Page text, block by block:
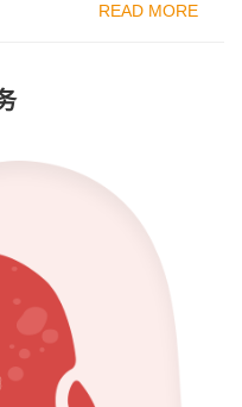
READ MORE